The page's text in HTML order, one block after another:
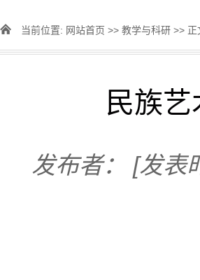
当前位置: 网站首页 >> 教学与科研 >> 正
民族
发布者： [发表